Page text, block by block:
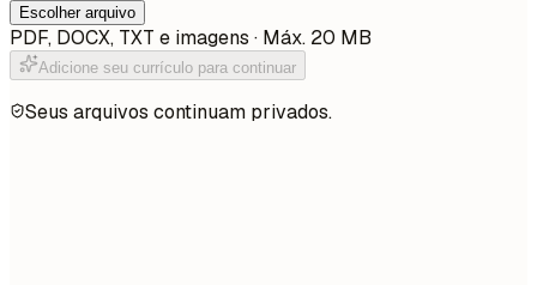
Escolher arquivo
PDF, DOCX, TXT e imagens · Máx. 20 MB
Adicione seu currículo para continuar
Seus arquivos continuam privados.